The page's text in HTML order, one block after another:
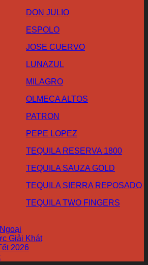
DON JULIO
ESPOLO
JOSE CUERVO
LUNAZUL
MILAGRO
OLMECA ALTOS
PATRON
PEPE LOPEZ
TEQUILA RESERVA 1800
TEQUILA SAUZA GOLD
TEQUILA SIERRA REPOSADO
TEQUILA TWO FINGERS
Giải Khát
2026